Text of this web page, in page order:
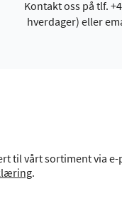
Kontakt oss på tlf.
hverdager) eller
til vårt sortiment via e-
.